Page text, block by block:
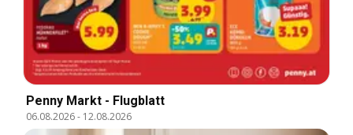
Penny Markt - Flugblatt
06.08.2026- 12.08.2026